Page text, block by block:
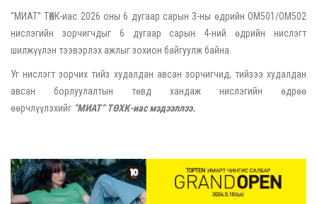
“МИАТ” ТӨХК-иас 2026 оны 6 дугаар сарын 3-ны өдрийн OM501/OM502
нислэгийн зорчигчдыг 6 дугаар сарын 4-ний өдрийн нислэгт
шилжүүлэн тээвэрлэх ажлыг зохион байгуулж байна.
Уг нислэгт зорчих тийз худалдан авсан зорчигчид, тийзээ худалдан
авсан борлуулалтын төвд хандаж нислэгийн өдрөө
өөрчлүүлэхийг “МИАТ” ТӨХК-иас мэдээллээ.